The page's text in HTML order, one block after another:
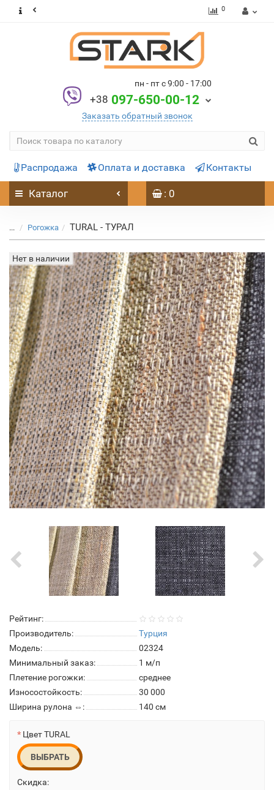
0
пн - пт с 9:00 - 17:00
+38 097-650-00-12
Заказать обратный звонок
Распродажа Оплата и доставка Контакты
Каталог : 0
... Рогожка TURAL - ТУРАЛ
Нет в наличии
Рейтинг:
Производитель:
Турция
Модель:
02324
Минимальный заказ:
1 м/п
Плетение рогожки:
среднее
Износостойкость:
30 000
Ширина рулона ⇔:
140 см
Цвет TURAL
ВЫБРАТЬ
Скидка: